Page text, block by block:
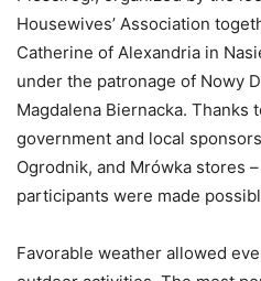
Housewives’ Association
Catherine of Alexandria in
under the patronage of Nowy
Magdalena Biernacka. Thanks
government and local
Ogrodnik, and Mrówka stores
participants were made
Favorable weather allowed